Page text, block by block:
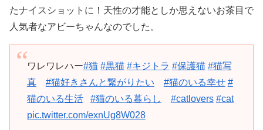
たナイスショットに！天性の才能としか思えないお茶目で
人気者なアビーちゃんなのでした。
ワレワレハー#猫 #黒猫 #キジトラ #保護猫 #猫写
真
#猫好きさんと繋がりたい #猫のいる幸せ #
猫のいる生活
#猫のいる暮らし #catlovers #cat
pic.twitter.com/exnUg8W028